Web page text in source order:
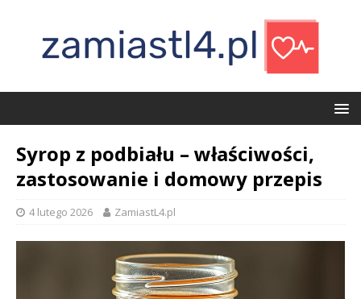
Syrop z podbiału – właściwości,
zastosowanie i domowy przepis
4 lutego 2026 ZamiastL4.pl